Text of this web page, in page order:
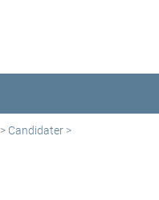
> Candidater >